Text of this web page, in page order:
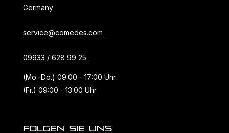
Germany
service@comedes.com
09933 / 628 99 25
(Mo.-Do.) 09:00 - 17:00 Uhr
(Fr.) 09:00 - 13:00 Uhr
FOLGEN SIE UNS